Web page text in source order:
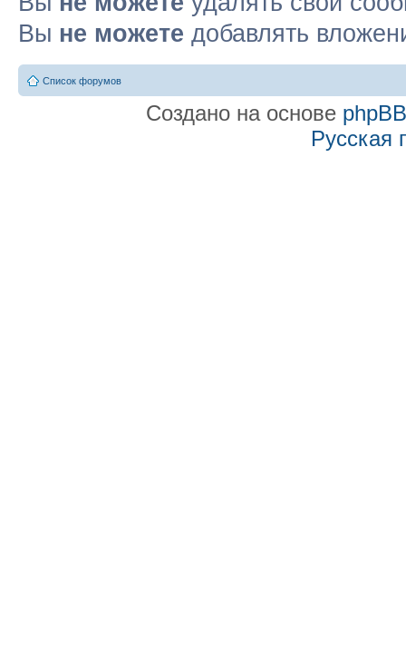
Вы не можете добавлять
Список форумов
Создано на основе phpBB
Русская